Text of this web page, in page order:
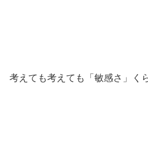
考えても考えても「敏感さ」く